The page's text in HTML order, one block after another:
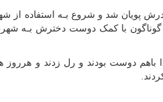
پویان شد و شروع بـه استفاده از
گوناگون با کمک دوست دخترش بـه
باهم دوست بودند و رل زدند و
.